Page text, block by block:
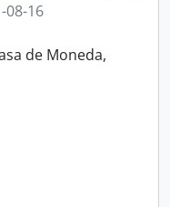
08-16
de Moneda,